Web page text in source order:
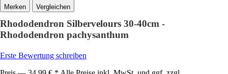
Vergleichen
Rhododendron Silbervelours 30-40cm -
Rhododendron pachysanthum
Erste Bewertung schreiben